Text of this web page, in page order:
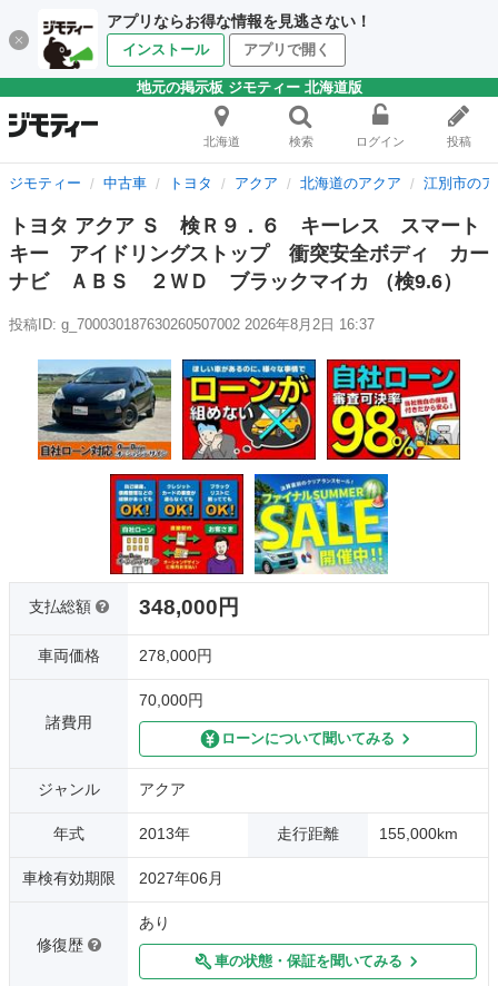
アプリならお得な情報を見逃さない！
インストール アプリで開く
地元の掲示板 ジモティー 北海道版
北海道 検索 ログイン 投稿
ジモティー 中古車 トヨタ アクア 北海道のアクア 江別市の
トヨタ アクア Ｓ 検Ｒ９．６ キーレス スマート
キー アイドリングストップ 衝突安全ボディ カー
ナビ ＡＢＳ ２ＷＤ ブラックマイカ （検9.6）
投稿ID: g_700030187630260507002 2026年8月2日 16:37
支払総額 348,000円
車両価格 278,000円
諸費用
70,000円
ローンについて聞いてみる
ジャンル アクア
年式 2013年 走行距離 155,000km
車検有効期限 2027年06月
修復歴
あり
車の状態・保証を聞いてみる